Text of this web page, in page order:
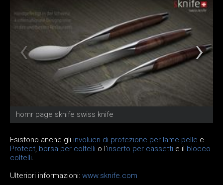
homr page sknife swiss knife
Esistono anche gli involucri di protezione per lame pelle e
Protect, borsa per coltelli o l'inserto per cassetti e il blocco
coltelli.
Ulteriori informazioni: www.sknife.com